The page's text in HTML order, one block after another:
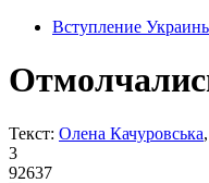
Вступление
Текст: Олена Качуровська
3
92637